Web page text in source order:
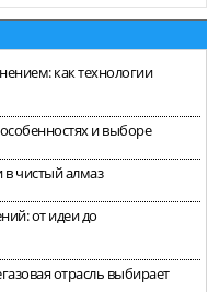
как технологии
и выборе
чистый алмаз
от идеи до
отрасль выбирает